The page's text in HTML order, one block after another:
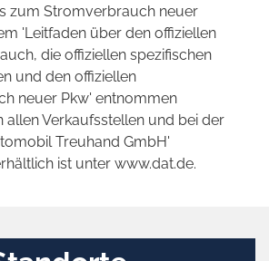
zum Stromverbrauch neuer
'Leitfaden über den offiziellen
die offiziellen spezifischen
und den offiziellen
neuer Pkw' entnommen
allen Verkaufsstellen und bei der
Treuhand GmbH'
ist unter www.dat.de.